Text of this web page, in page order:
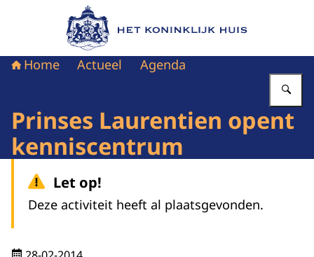
Naar de homepage van Het Koninklijk Huis
Home Actueel Agenda
Prinses Laurentien opent
kenniscentrum
Let op!
Deze activiteit heeft al plaatsgevonden.